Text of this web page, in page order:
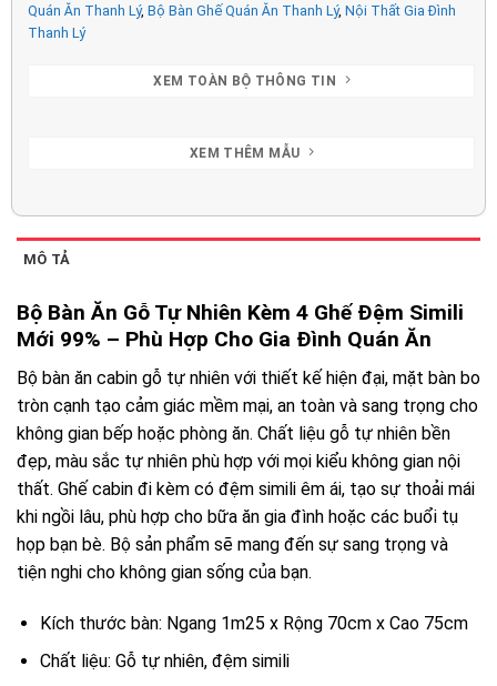
Quán Ăn Thanh Lý, Bộ Bàn Ghế Quán Ăn Thanh Lý, Nội Thất Gia Đình
Thanh Lý
XEM TOÀN BỘ THÔNG TIN
XEM THÊM MẪU
MÔ TẢ
Bộ Bàn Ăn Gỗ Tự Nhiên Kèm 4 Ghế Đệm Simili
Mới 99% – Phù Hợp Cho Gia Đình Quán Ăn
Bộ bàn ăn cabin gỗ tự nhiên với thiết kế hiện đại, mặt bàn bo
tròn cạnh tạo cảm giác mềm mại, an toàn và sang trọng cho
không gian bếp hoặc phòng ăn. Chất liệu gỗ tự nhiên bền
đẹp, màu sắc tự nhiên phù hợp với mọi kiểu không gian nội
thất. Ghế cabin đi kèm có đệm simili êm ái, tạo sự thoải mái
khi ngồi lâu, phù hợp cho bữa ăn gia đình hoặc các buổi tụ
họp bạn bè. Bộ sản phẩm sẽ mang đến sự sang trọng và
tiện nghi cho không gian sống của bạn.
Kích thước bàn: Ngang 1m25 x Rộng 70cm x Cao 75cm
Chất liệu: Gỗ tự nhiên, đệm simili